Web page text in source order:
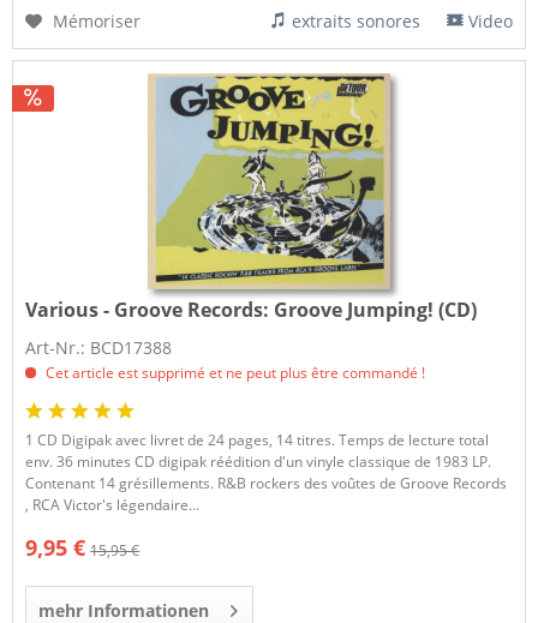
Mémoriser extraits sonores Video
Various - Groove Records: Groove Jumping! (CD)
Art-Nr.: BCD17388
Cet article est supprimé et ne peut plus être commandé !
1 CD Digipak avec livret de 24 pages, 14 titres. Temps de lecture total
env. 36 minutes CD digipak réédition d'un vinyle classique de 1983 LP.
Contenant 14 grésillements. R&B rockers des voûtes de Groove Records
, RCA Victor's légendaire...
9,95 € 15,95 €
mehr Informationen